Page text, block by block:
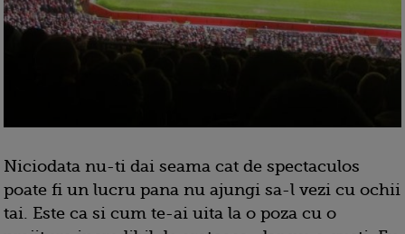
Niciodata nu-ti dai seama cat de spectaculos
poate fi un lucru pana nu ajungi sa-l vezi cu ochii
tai. Este ca si cum te-ai uita la o poza cu o